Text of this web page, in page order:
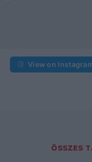
View on
ÖSSZES